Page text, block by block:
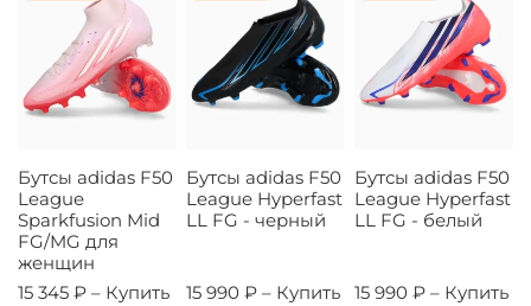
Бутсы adidas F50
League
Sparkfusion Mid
FG/MG для
женщин
15 345 ₽ – Купить
Бутсы adidas F50
League Hyperfast
LL FG - черный
15 990 ₽ – Купить
Бутсы adidas F50
League Hyperfast
LL FG - белый
15 990 ₽ – Купить